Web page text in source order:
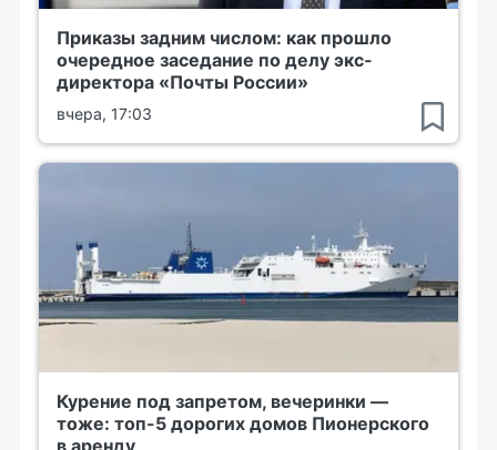
Приказы задним числом: как прошло
очередное заседание по делу экс-
директора «Почты России»
вчера, 17:03
Курение под запретом, вечеринки —
тоже: топ-5 дорогих домов Пионерского
в аренду